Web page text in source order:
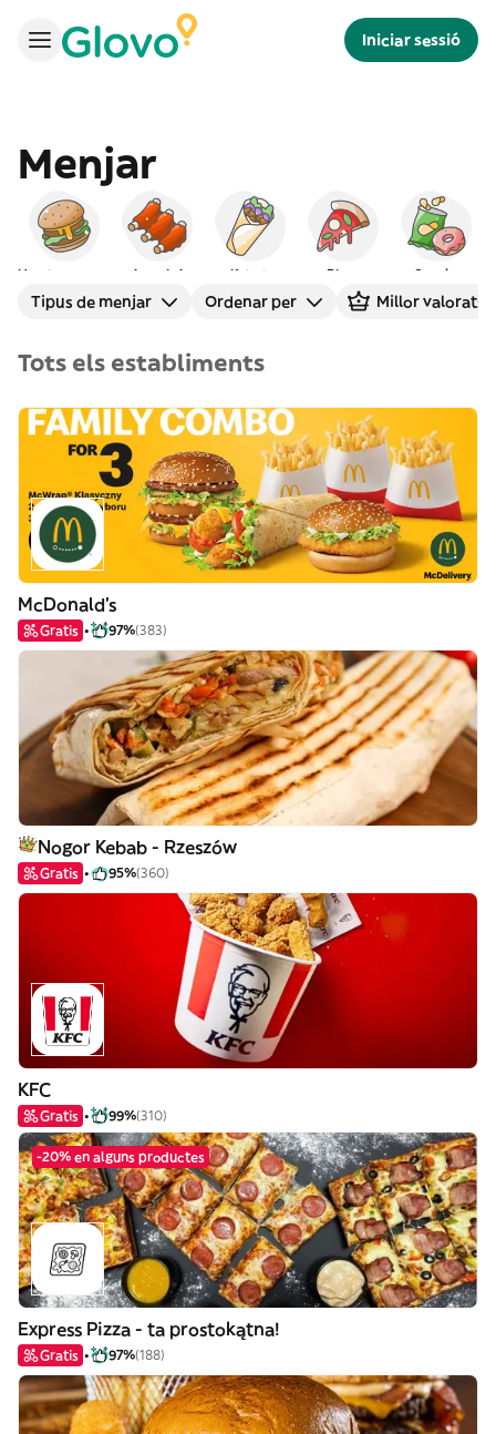
Iniciar sessió
Menjar
Americà Kebab Pizza Snacks
Tipus de menjar Ordenar per Millor valorats
Tots els establiments
McDonald's
Gratis 97%(383)
Nogor Kebab - Rzeszów
Gratis 95%(360)
KFC
Gratis 99%(310)
-20% en alguns productes
Express Pizza - ta prostokątna!
Gratis 97%(188)